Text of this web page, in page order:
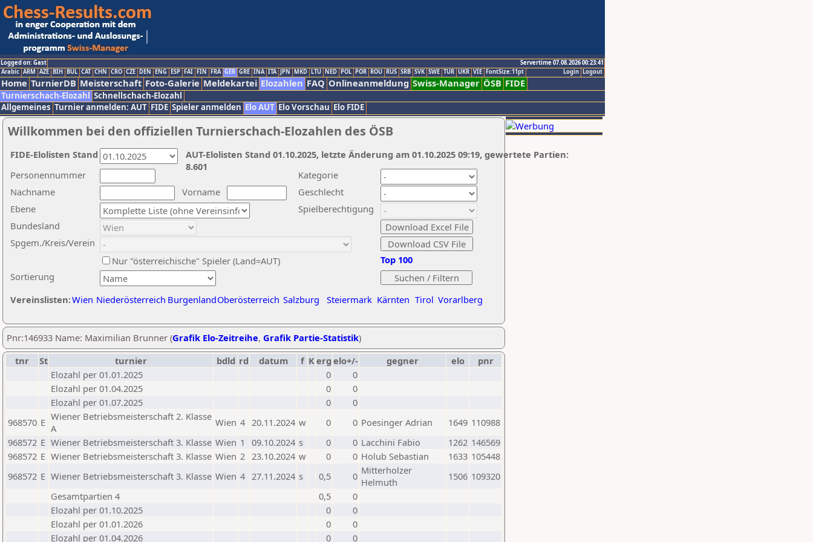
Logged on: Gast
Servertime 07.08.2026 00:23:41
Logout
Login
Arabic ARM AZE BIH BUL CAT CHN CRO CZE DEN ENG ESP FAI FIN FRA GER GRE INA ITA JPN MKD LTU NED POL POR ROU RUS SRB SVK SWE TUR UKR VIE FontSize:11pt
Home TurnierDB Meisterschaft Foto-Galerie Meldekartei Elozahlen FAQ Onlineanmeldung Swiss-Manager ÖSB FIDE
Turnierschach-Elozahl Schnellschach-Elozahl
Allgemeines Turnier anmelden: AUT FIDE Spieler anmelden Elo AUT Elo Vorschau Elo FIDE
Willkommen bei den offiziellen Turnierschach-Elozahlen des ÖSB
Nachname
Vorname
Ebene
Kategorie
Sortierung
Personennummer
Bundesland
Spgem./Kreis/Verein
Geschlecht
Nur "österreichische" Spieler (Land=AUT)
Spielberechtigung
Vereinslisten:Wien Niederösterreich BurgenlandOberösterreich Salzburg Steiermark Kärnten Tirol Vorarlberg
Top 100
AUT-Elolisten Stand 01.10.2025, letzte Änderung am 01.10.2025 09:19, gewertete Partien:
8.601
FIDE-Elolisten Stand
Pnr:146933 Name: Maximilian Brunner (Grafik Elo-Zeitreihe, Grafik Partie-Statistik)
tnr
St turnier bdld rd datum f Kerg elo+/- gegner elo
pnr
Elozahl per 01.01.2025
0
0
Elozahl per 01.04.2025
0
0
Elozahl per 01.07.2025
0
0
968570 E Wiener Betriebsmeisterschaft 2. Klasse
A
Wien 4 20.11.2024 w 0 0 Poesinger Adrian 1649 110988
968572 E Wiener Betriebsmeisterschaft 3. Klasse Wien 1 09.10.2024 s 0 0 Lacchini Fabio 1262 146569
968572 E Wiener Betriebsmeisterschaft 3. Klasse Wien 2 23.10.2024 w 0 0 Holub Sebastian 1633 105448
968572 E Wiener Betriebsmeisterschaft 3. Klasse Wien 4 27.11.2024 s 0,5 0 Mitterholzer
Helmuth
1506 109320
Gesamtpartien 4
0,5
0
Elozahl per 01.10.2025
0
0
Elozahl per 01.01.2026
0
0
Elozahl per 01.04.2026
0 0